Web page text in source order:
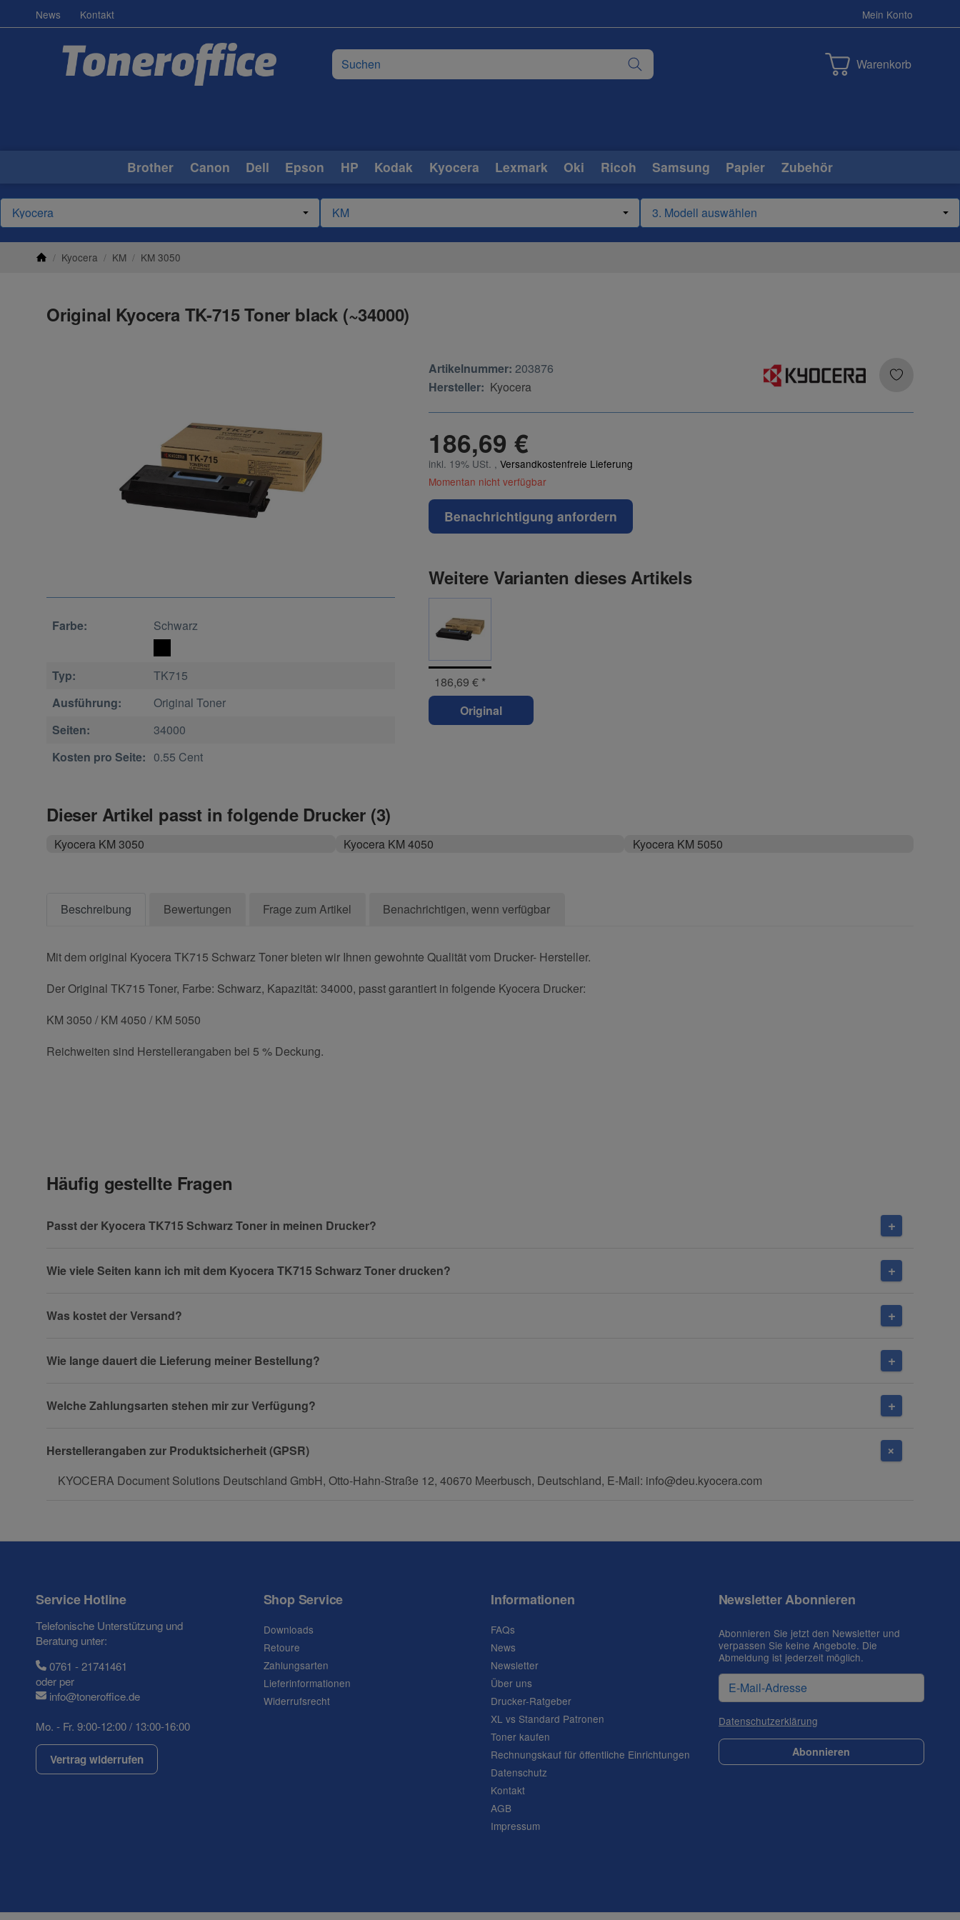
News Kontakt Mein Konto
Warenkorb
Brother Canon Dell Epson HP Kodak Kyocera Lexmark Oki Ricoh Samsung Papier Zubehör
/ Kyocera / KM / KM 3050
Original Kyocera TK-715 Toner black (~34000)
Farbe: Schwarz
Typ:
TK715
Ausführung:
Original Toner
Seiten:
34000
Kosten pro Seite: 0.55 Cent
Artikelnummer: 203876
Hersteller: Kyocera
186,69 €
inkl. 19% USt. ,Versandkostenfreie Lieferung
Momentan nicht verfügbar
Benachrichtigung anfordern
Weitere Varianten dieses Artikels
186,69 € *
Original
Dieser Artikel passt in folgende Drucker (3)
Kyocera KM 3050 Kyocera KM 4050 Kyocera KM 5050
Beschreibung Bewertungen Frage zum Artikel Benachrichtigen, wenn verfügbar
Mit dem original Kyocera TK715 Schwarz Toner bieten wir Ihnen gewohnte Qualität vom Drucker- Hersteller.
Der Original TK715 Toner, Farbe: Schwarz, Kapazität: 34000, passt garantiert in folgende Kyocera Drucker:
KM 3050 / KM 4050 / KM 5050
Reichweiten sind Herstellerangaben bei 5 % Deckung.
Telefon
(* = Pflichtfelder)
Häufig gestellte Fragen
Passt der Kyocera TK715 Schwarz Toner in meinen Drucker?
Wie viele Seiten kann ich mit dem Kyocera TK715 Schwarz Toner drucken?
Was kostet der Versand?
Wie lange dauert die Lieferung meiner Bestellung?
Welche Zahlungsarten stehen mir zur Verfügung?
Herstellerangaben zur Produktsicherheit (GPSR)
KYOCERA Document Solutions Deutschland GmbH, Otto-Hahn-Straße 12, 40670 Meerbusch, Deutschland, E-Mail: info@deu.kyocera.com
Service Hotline
Telefonische Unterstützung und
Beratung unter:
0761 - 21741461
oder per
info@toneroffice.de
Mo. - Fr. 9:00-12:00 / 13:00-16:00
Vertrag widerrufen
Shop Service
Downloads
Retoure
Zahlungsarten
Lieferinformationen
Widerrufsrecht
Informationen
FAQs
News
Newsletter
Über uns
Drucker-Ratgeber
XL vs Standard Patronen
Toner kaufen
Rechnungskauf für öffentliche Einrichtungen
Datenschutz
Kontakt
AGB
Impressum
Newsletter Abonnieren
Abonnieren Sie jetzt den Newsletter und
verpassen Sie keine Angebote. Die
Abmeldung ist jederzeit möglich.
Datenschutzerklärung
Abonnieren